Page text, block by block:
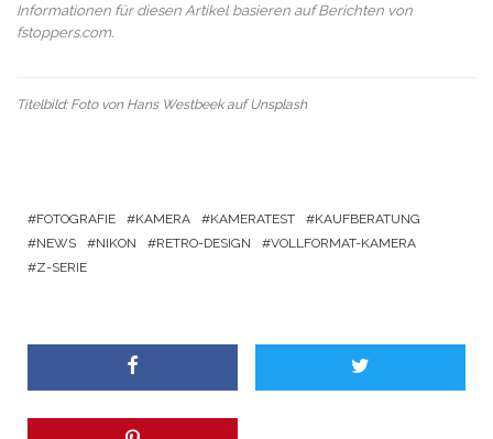
Informationen für diesen Artikel basieren auf Berichten von
fstoppers.com.
Titelbild: Foto von Hans WestbeekaufUnsplash
FOTOGRAFIE KAMERA KAMERATEST
KAUFBERATUNG
NEWS
NIKON RETRO-DESIGN
VOLLFORMAT-KAMERA
Z-SERIE